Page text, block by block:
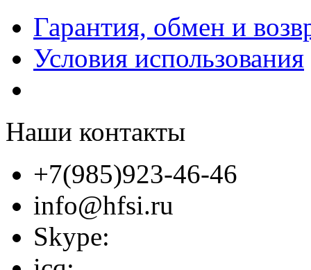
Гарантия, обмен и
Условия использования
Наши контакты
+7(985)923-46-46
info@hfsi.ru
Skype: